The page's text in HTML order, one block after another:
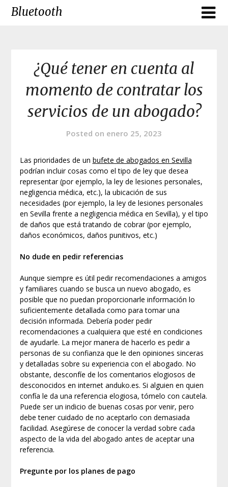
SkipBluetooth
¿Qué tener en cuenta al
momento de contratar los
servicios de un abogado?
Posted on enero 25, 2023
Las prioridades de un bufete de abogados en Sevilla
podrían incluir cosas como el tipo de ley que desea
representar (por ejemplo, la ley de lesiones personales,
negligencia médica, etc.), la ubicación de sus
necesidades (por ejemplo, la ley de lesiones personales
en Sevilla frente a negligencia médica en Sevilla), y el tipo
de daños que está tratando de cobrar (por ejemplo,
daños económicos, daños punitivos, etc.)
No dude en pedir referencias
Aunque siempre es útil pedir recomendaciones a amigos
y familiares cuando se busca un nuevo abogado, es
posible que no puedan proporcionarle información lo
suficientemente detallada como para tomar una
decisión informada. Debería poder pedir
recomendaciones a cualquiera que esté en condiciones
de ayudarle. La mejor manera de hacerlo es pedir a
personas de su confianza que le den opiniones sinceras
y detalladas sobre su experiencia con el abogado. No
obstante, desconfíe de los comentarios elogiosos de
desconocidos en internet anduko.es. Si alguien en quien
confía le da una referencia elogiosa, tómelo con cautela.
Puede ser un indicio de buenas cosas por venir, pero
debe tener cuidado de no aceptarlo con demasiada
facilidad. Asegúrese de conocer la verdad sobre cada
aspecto de la vida del abogado antes de aceptar una
referencia.
Pregunte por los planes de pago